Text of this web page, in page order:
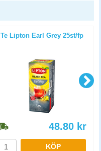
Te Lipton Earl Grey 25st/fp
48.80 kr
KÖP